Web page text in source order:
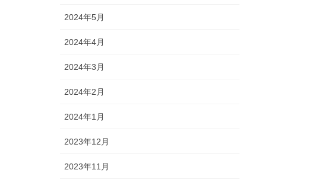
2024年5月
2024年4月
2024年3月
2024年2月
2024年1月
2023年12月
2023年11月